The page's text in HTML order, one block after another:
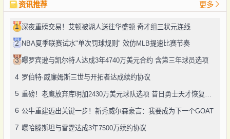
资讯推荐 更多
1 深夜重磅交易！艾顿被湖人送往华盛顿 奇才组三状元连线
2 NBA夏季联赛试水"单次罚球规则" 效仿MLB提速比赛节奏
3 曝罗宾逊与凯尔特人达成3年4740万美元合约 含第三年球员选项
4 罗伯特·威廉姆斯三世与开拓者达成续约协议
5
6 公牛重建迈出关键一步！新秀威尔森豪言：我要成为下一个GOAT
7 曝哈滕斯坦与雷霆达成3年7500万续约协议